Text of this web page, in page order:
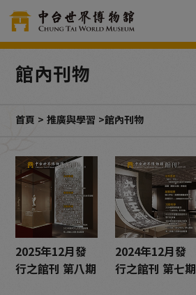
館內刊物
首頁 推廣與學習 館內刊物
2025年12月發
行之館刊 第八期
2024年12月發
行之館刊 第七期
Cookie管理面板